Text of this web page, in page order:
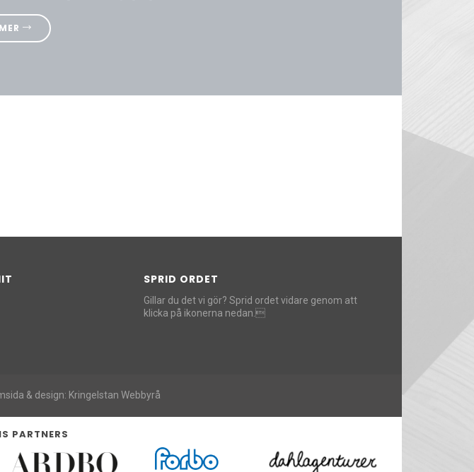
SPRID ORDET
Gillar du det vi gör? Sprid ordet vidare genom att
klicka på ikonerna nedan.
& design: Kringelstan Webbyrå
PARTNERS